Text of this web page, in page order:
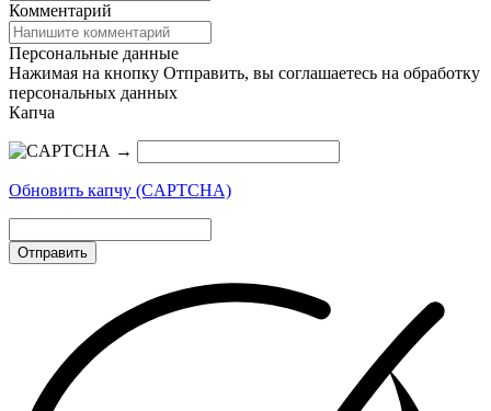
Комментарий
Персональные данные
Нажимая на кнопку Отправить, вы соглашаетесь на обработку
персональных данных
Капча
→
Обновить капчу (CAPTCHA)
Отправить